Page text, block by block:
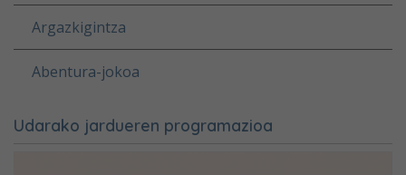
Argazkigintza
Abentura-jokoa
Udarako jardueren programazioa